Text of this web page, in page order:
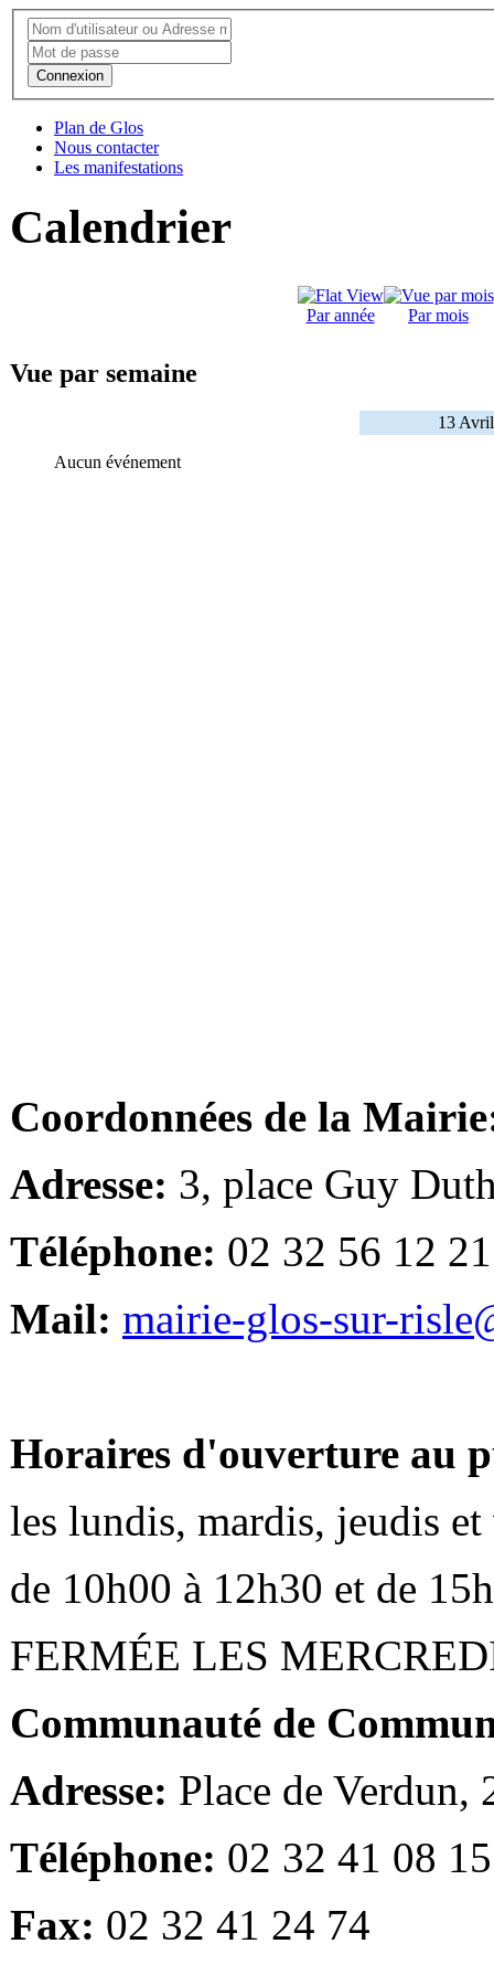
Connexion
Plan de Glos
Nous contacter
Les manifestations
Calendrier
Par année Par mois
Vue par semaine
13
Aucun événement
Coordonnées de la
Adresse: 3, place Guy
Téléphone: 02 32 56 12 21
Mail: mairie-glos-sur-
Horaires d'ouverture au
les lundis, mardis, jeudis et
de 10h00 à 12h30 et de
FERMÉE LES
Communauté de
Adresse: Place de Verdun,
Téléphone: 02 32 41 08 15
Fax: 02 32 41 24 74